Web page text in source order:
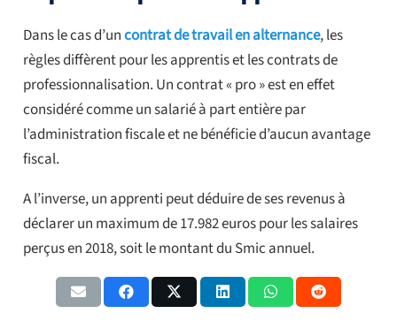
Dans le cas d’uncontrat de travail en alternance, les
règles diffèrent pour les apprentis et les contrats de
professionnalisation. Un contrat « pro » est en effet
considéré comme un salarié à part entière par
l’administration fiscale et ne bénéficie d’aucun avantage
fiscal.
A l’inverse, un apprenti peut déduire de ses revenus à
déclarer un maximum de 17.982 euros pour les salaires
perçus en 2018, soit le montant du Smic annuel.